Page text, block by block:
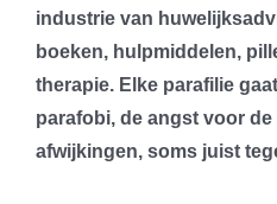
industrie van
boeken, hulpmiddelen,
therapie. Elke parafilie
parafobi, de angst voor
afwijkingen, soms juist